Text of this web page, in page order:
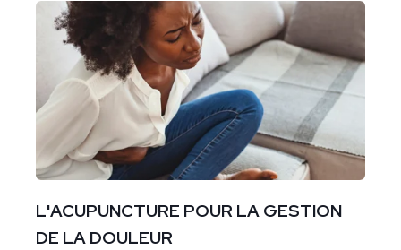
L'ACUPUNCTURE POUR LA GESTION
DE LA DOULEUR